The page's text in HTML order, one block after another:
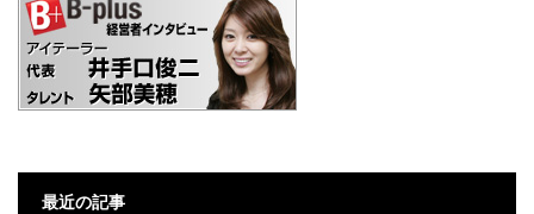
最近の記事